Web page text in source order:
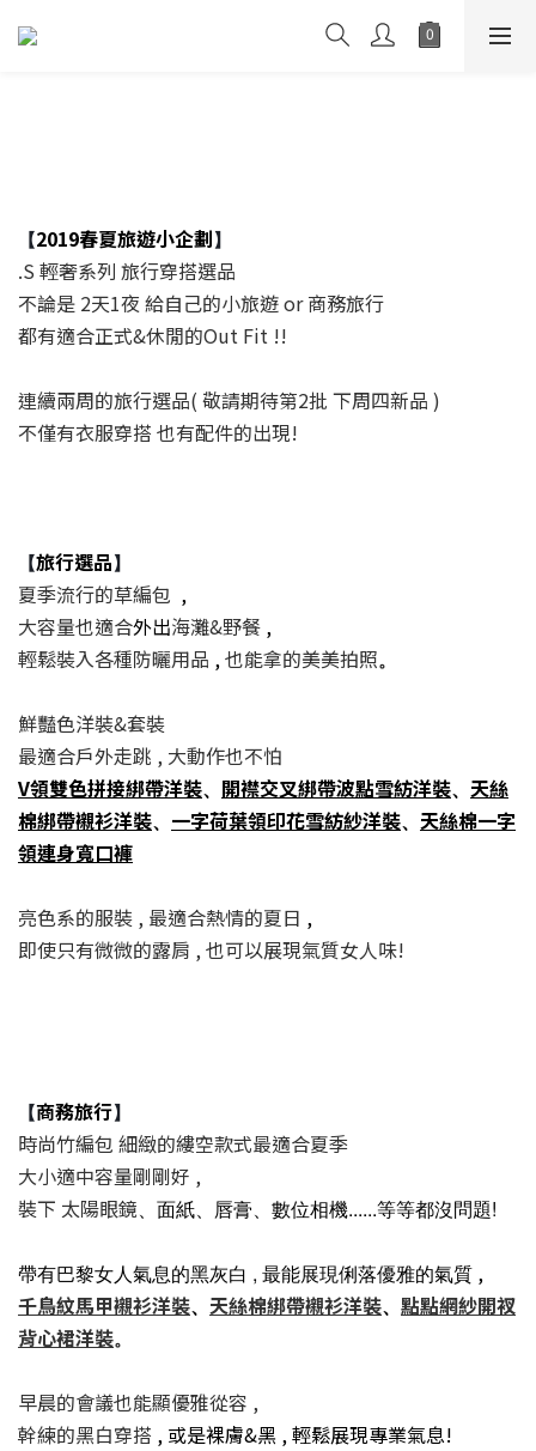
【2019春夏旅遊小企劃】
.S 輕奢系列 旅行穿搭選品
不論是 2天1夜 給自己的小旅遊 or 商務旅行
都有適合正式&休閒的Out Fit !!
連續兩周的旅行選品( 敬請期待第2批 下周四新品 )
不僅有衣服穿搭 也有配件的出現!
【旅行選品】
夏季流行的草編包 ,
大容量也適合外出海灘&野餐 ,
輕鬆裝入各種防曬用品 ,也能拿的美美拍照。
鮮豔色洋裝&套裝
最適合戶外走跳 , 大動作也不怕
V領雙色拼接綁帶洋裝、 開襟交叉綁帶波點雪紡洋裝、 天絲
棉綁帶襯衫洋裝、 一字荷葉領印花雪紡紗洋裝、 天絲棉一字
領連身寬口褲
亮色系的服裝 , 最適合熱情的夏日 ,
即使只有微微的露肩 , 也可以展現氣質女人味!
【商務旅行】
時尚竹編包 細緻的縷空款式最適合夏季
大小適中容量剛剛好 ,
裝下 太陽眼鏡、面紙、唇膏、數位相機......等等都沒問題!
帶有巴黎女人氣息的黑灰白 , 最能展現俐落優雅的氣質 ,
千鳥紋馬甲襯衫洋裝、 天絲棉綁帶襯衫洋裝、 點點網紗開衩
背心裙洋裝。
早晨的會議也能顯優雅從容 ,
幹練的黑白穿搭 , 或是裸膚&黑 , 輕鬆展現專業氣息!